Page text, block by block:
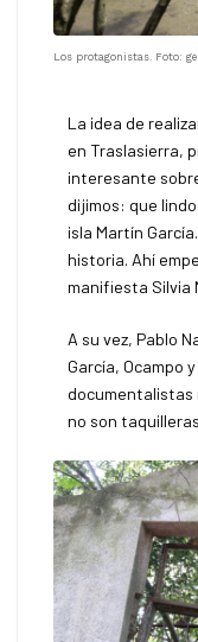
Los protagonistas. Foto:
La idea de
en Traslasierra,
interesante
dijimos: que
isla Martín
historia. Ahí
manifiesta Silvia
A su vez, Pablo
García, Ocampo
documentalistas
no son